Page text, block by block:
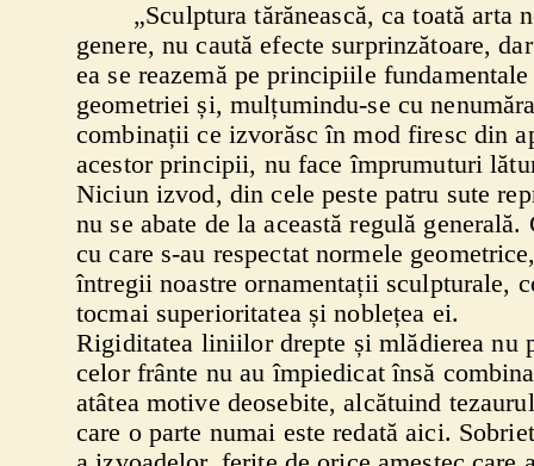
„Sculptura tărănească, ca toată arta
genere, nu caută efecte surprinzătoare,
ea se reazemă pe principiile
geometriei și, mulțumindu-se cu
combinații ce izvorăsc în mod firesc din
acestor principii, nu face împrumuturi
Niciun izvod, din cele peste patru sute
nu se abate de la această regulă generală.
cu care s-au respectat normele
întregii noastre ornamentații sculpturale,
tocmai superioritatea și noblețea ei.
Rigiditatea liniilor drepte și mlădierea nu
celor frânte nu au împiedicat însă
atâtea motive deosebite, alcătuind
care o parte numai este redată aici.